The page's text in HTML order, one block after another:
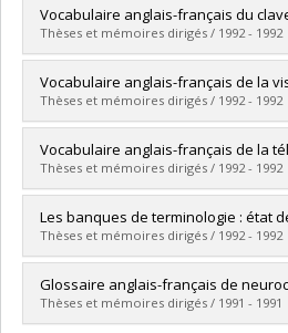
Diplômé(e) :Fiola, Marco A.
Cycle : Maîtrise
Diplôme obtenu :M.A.
Lien vers le document dans Papyrus
Vocabulaire anglais-français du
Thèses et mémoires dirigés / 1992 - 1992
Diplômé(e) :Brunette, Louise
Cycle : Maîtrise
Diplôme obtenu :M.A.
Lien vers le document dans Papyrus
Vocabulaire anglais-français de la
Thèses et mémoires dirigés / 1992 - 1992
Diplômé(e) :Poisson, Carole
Cycle : Maîtrise
Diplôme obtenu :M.A.
Lien vers le document dans Papyrus
Vocabulaire anglais-français de la
Thèses et mémoires dirigés / 1992 - 1992
Diplômé(e) : Gaudreault, Brigitte
Cycle : Maîtrise
Diplôme obtenu :M.A.
Lien vers le document dans Papyrus
Les banques de terminologie : état
Thèses et mémoires dirigés / 1992 - 1992
Diplômé(e) :Gagnon, René
Cycle : Maîtrise
Diplôme obtenu :M.A.
Glossaire anglais-français de
Thèses et mémoires dirigés / 1991 - 1991